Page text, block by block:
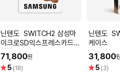
닌텐도 SWITCH2 삼성마
이크로SD익스프레스카드
256GB
71,800원
별5 (18)
닌텐도 SWITCH2 휴대용
케이스
31,800
별5 (3)